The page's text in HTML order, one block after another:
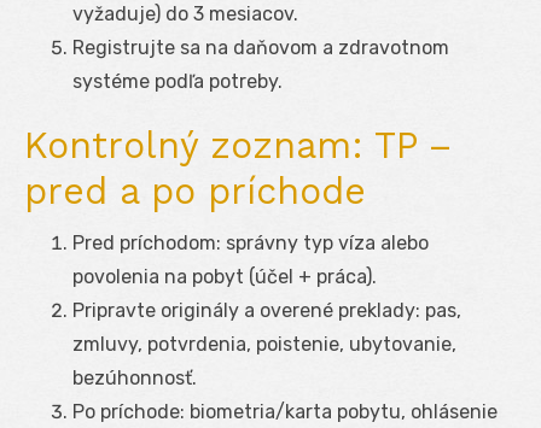
vyžaduje) do 3 mesiacov.
Registrujte sa na daňovom a zdravotnom
systéme podľa potreby.
Kontrolný zoznam: TP –
pred a po príchode
Pred príchodom: správny typ víza alebo
povolenia na pobyt (účel + práca).
Pripravte originály a overené preklady: pas,
zmluvy, potvrdenia, poistenie, ubytovanie,
bezúhonnosť.
Po príchode: biometria/karta pobytu, ohlásenie